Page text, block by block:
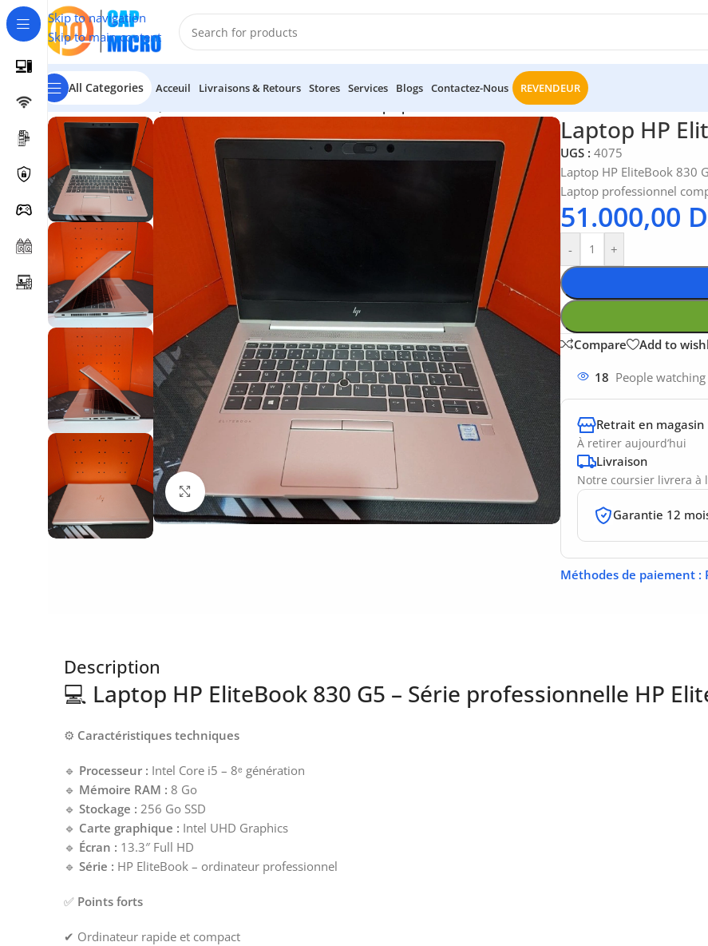
Skip to navigation
Skip to main content
All Categories Acceuil Livraisons & Retours Stores Services Blogs Contactez-Nous REVENDEUR
Accueil/INFORMATIQUE Laptop HP EliteBook 830 G5
Click to enlarge
Laptop HP
UGS : 4075
Laptop HP EliteBook 830
Laptop professionnel
51.000,00
- +
Compare Add to
18 People
Retrait en magasin
À retirer aujourd’hui
Livraison
Notre coursier livrera à
Garantie 12
Méthodes de paiement :
Description
💻 Laptop HP EliteBook 830 G5 – Série professionnelle HP
⚙️ Caractéristiques techniques
🔹 Processeur : Intel Core i5 – 8ᵉ génération
🔹 Mémoire RAM : 8 Go
🔹 Stockage : 256 Go SSD
🔹 Carte graphique : Intel UHD Graphics
🔹 Écran : 13.3″ Full HD
🔹 Série : HP EliteBook – ordinateur professionnel
✅ Points forts
✔ Ordinateur rapide et compact